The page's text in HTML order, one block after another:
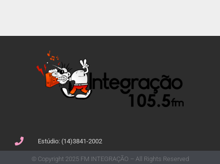
Estúdio: (14)3841-2002
© Copyright 2025 FM INTEGRAÇÃO – All Rights Reserved